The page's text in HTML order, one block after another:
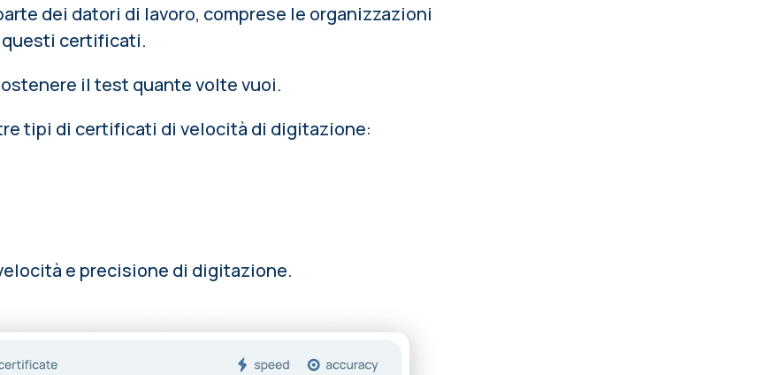
dei datori di lavoro, comprese le organizzazioni
certificati.
il test quante volte vuoi.
tipi di certificati di velocità di digitazione:
e precisione di digitazione.